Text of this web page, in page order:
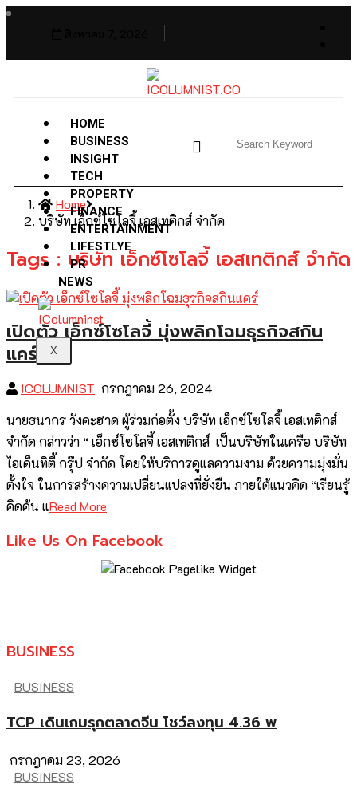
HOME
BUSINESS
INSIGHT
TECH
PROPERTY
FINANCE
ENTERTAINMENT
LIFESTLYE
PR
NEWS
X
Home
บริษัท เอ็กซ์โซโลจี้ เอสเทติกส์ จำกัด
Tags : บริษัท เอ็กซ์โซโลจี้ เอสเทติกส์ จำกัด
เปิดตัว เอ็กซ์โซโลจี้ มุ่งพลิกโฉมธุรกิจสกิน
แคร์
ICOLUMNIST กรกฎาคม 26, 2024
นายธนากร วังคะฮาด ผู้ร่วมก่อตั้ง บริษัท เอ็กซ์โซโลจี้ เอสเทติกส์
จำกัด กล่าวว่า “ เอ็กซ์โซโลจี้ เอสเทติกส์ เป็นบริษัทในเครือ บริษัท
ไอเด็นทิตี้ กรุ๊ป จำกัด โดยให้บริการดูแลความงาม ด้วยความมุ่งมั่น
ตั้งใจ ในการสร้างความเปลี่ยนแปลงที่ยั่งยืน ภายใต้แนวคิด “เรียนรู้
คิดค้น แRead More
Like Us On Facebook
BUSINESS
BUSINESS
TCP เดินเกมรุกตลาดจีน โชว์ลงทุน 4.36 พ
กรกฎาคม 23, 2026
BUSINESS